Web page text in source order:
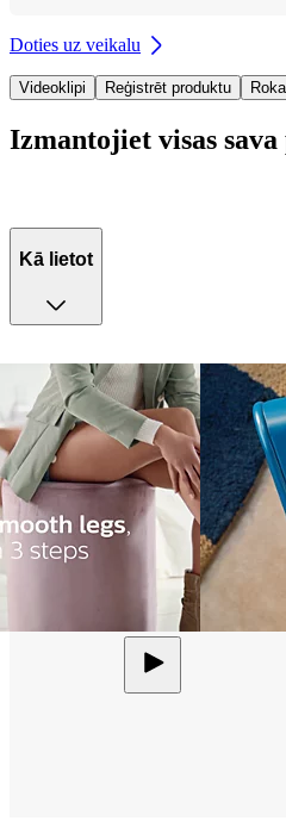
Doties uz veikalu
Videoklipi Reģistrēt produktu
Izmantojiet visas
Kā lietot